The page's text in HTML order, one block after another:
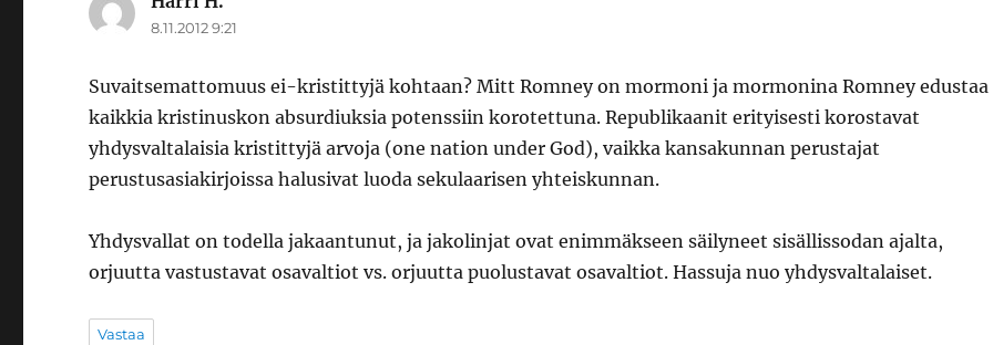
8.11.2012 9:21
Suvaitsemattomuus ei-kristittyjä kohtaan? Mitt Romney on mormoni ja mormonina Romney edustaa
kaikkia kristinuskon absurdiuksia potenssiin korotettuna. Republikaanit erityisesti korostavat
yhdysvaltalaisia kristittyjä arvoja (one nation under God), vaikka kansakunnan perustajat
perustusasiakirjoissa halusivat luoda sekulaarisen yhteiskunnan.
Yhdysvallat on todella jakaantunut, ja jakolinjat ovat enimmäkseen säilyneet sisällissodan ajalta,
orjuutta vastustavat osavaltiot vs. orjuutta puolustavat osavaltiot. Hassuja nuo yhdysvaltalaiset.
Vastaa